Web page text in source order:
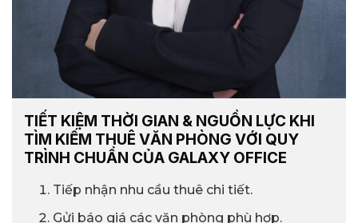
TIẾT KIỆM THỜI GIAN & NGUỒN LỰC KHI
TÌM KIẾM THUÊ VĂN PHÒNG VỚI QUY
TRÌNH CHUẨN CỦA GALAXY OFFICE
Tiếp nhận nhu cầu thuê chi tiết.
Gửi báo giá các văn phòng phù hợp.